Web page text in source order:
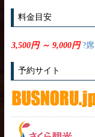
料金目安
3,500円 ～ 9,000円?席
予約サイト